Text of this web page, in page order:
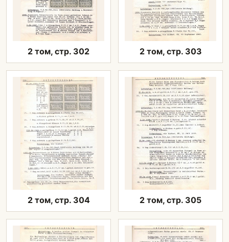
2 том, стр. 302 2 том, стр. 303
2 том, стр. 304 2 том, стр. 305